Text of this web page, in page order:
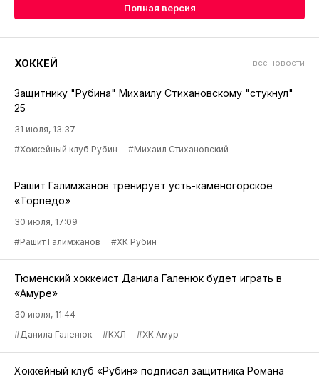
Полная версия
ХОККЕЙ все новости
Защитнику "Рубина" Михаилу Стихановскому "стукнул"
25
31 июля, 13:37
#Хоккейный клуб Рубин
#Михаил Стихановский
Рашит Галимжанов тренирует усть-каменогорское
«Торпедо»
30 июля, 17:09
#Рашит Галимжанов
#ХК Рубин
Тюменский хоккеист Данила Галенюк будет играть в
«Амуре»
30 июля, 11:44
#Данила Галенюк
#КХЛ #ХК Амур
Хоккейный клуб «Рубин» подписал защитника Романа